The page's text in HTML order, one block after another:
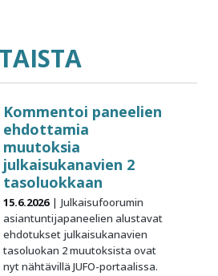
Kommentoi paneelien
ehdottamia
muutoksia
julkaisukanavien 2
tasoluokkaan
15.6.2026
Julkaisufoorumin
asiantuntijapaneelien alustavat
ehdotukset julkaisukanavien
tasoluokan 2 muutoksista ovat
nyt nähtävillä JUFO-portaalissa.